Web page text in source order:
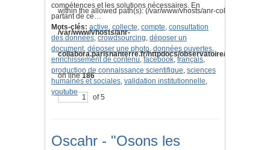
within the allowed path(s): (/var/www/vhosts/anr-
/var/www/vhosts/anr-
collabora.parisnanterre.fr/httpdocs/observatoire/application/
on line186
of 5
compétences et les solutions nécessaires. En
partant de ce…
Mots-clés: active, collecte, compte, consultation
des données, crowdsourcing, déposer un
document, déposer une photo, données ouvertes,
enrichissement de contenu, facebook, français,
production de connaissance scientifique, sciences
humaines et sociales, validation institutionnelle,
youtube
Oscahr - "Osons les